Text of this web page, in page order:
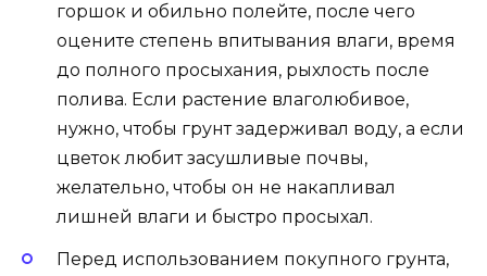
горшок и обильно полейте, после чего
оцените степень впитывания влаги, время
до полного просыхания, рыхлость после
полива. Если растение влаголюбивое,
нужно, чтобы грунт задерживал воду, а если
цветок любит засушливые почвы,
желательно, чтобы он не накапливал
лишней влаги и быстро просыхал.
Перед использованием покупного грунта,